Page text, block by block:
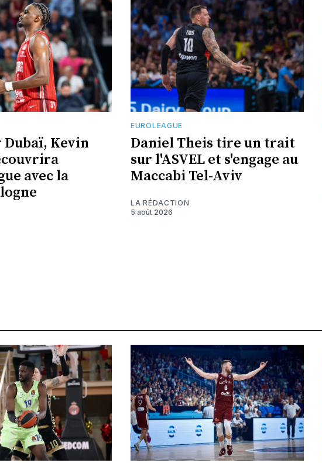
Kevin
avec la
EUROLEAGUE
Daniel Theis tire un trait
sur l'ASVEL et s'engage au
Maccabi Tel-Aviv
LA RÉDACTION
5 août 2026